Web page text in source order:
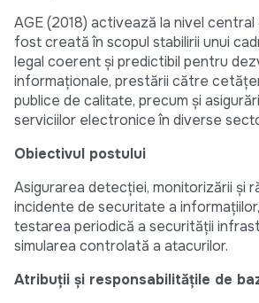
AGE (2018) activează la nivel central
fost creată în scopul stabilirii unui
legal coerent și predictibil pentru
informaționale, prestării către
publice de calitate, precum și
serviciilor electronice în diverse
Obiectivul postului
Asigurarea detecției, monitorizării și
incidente de securitate a
testarea periodică a securității
simularea controlată a atacurilor.
Atribuții și responsabilitățile de